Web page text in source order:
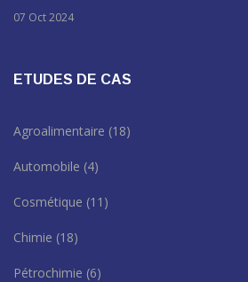
07 Oct 2024
ETUDES DE CAS
Agroalimentaire (18)
Automobile (4)
Cosmétique (11)
Chimie (18)
Pétrochimie (6)